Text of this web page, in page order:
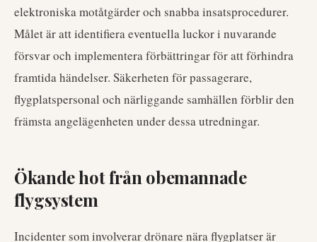
elektroniska motåtgärder och snabba insatsprocedurer.
Målet är att identifiera eventuella luckor i nuvarande
försvar och implementera förbättringar för att förhindra
framtida händelser. Säkerheten för passagerare,
flygplatspersonal och närliggande samhällen förblir den
främsta angelägenheten under dessa utredningar.
Ökande hot från obemannade
flygsystem
Incidenter som involverar drönare nära flygplatser är